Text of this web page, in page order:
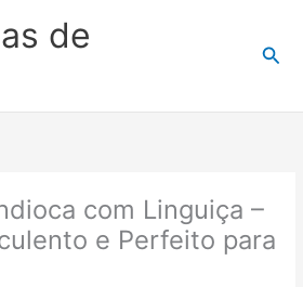
de
com Linguiça –
e Perfeito para